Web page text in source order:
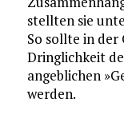
stellten sie
So sollte in
Dringlichkeit
angeblichen
werden.